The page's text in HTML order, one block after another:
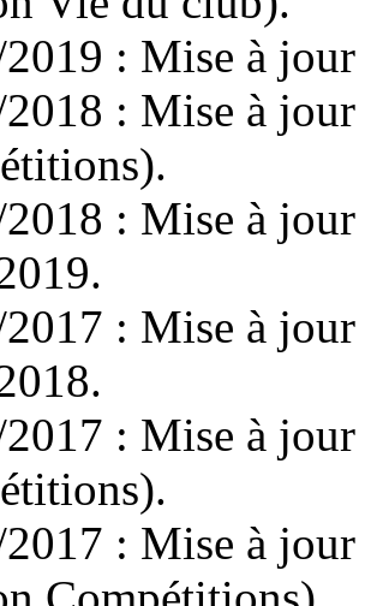
: Mise à
: Mise à
: Mise à
: Mise à
: Mise à
: Mise à